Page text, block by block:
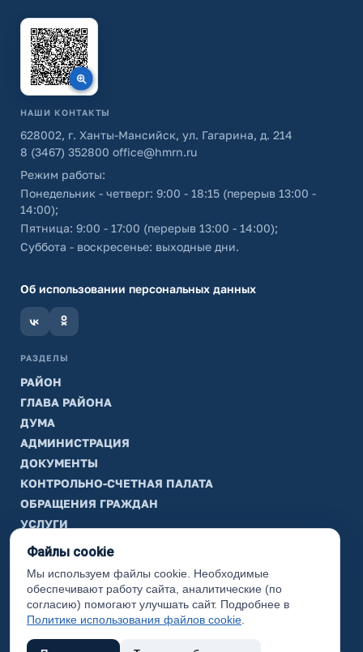
НАШИ КОНТАКТЫ
628002, г. Ханты-Мансийск, ул. Гагарина, д. 214
8 (3467) 352800 office@hmrn.ru
Режим работы:
Понедельник - четверг: 9:00 - 18:15 (перерыв 13:00 -
14:00);
Пятница: 9:00 - 17:00 (перерыв 13:00 - 14:00);
Суббота - воскресенье: выходные дни.
Об использовании персональных данных
РАЗДЕЛЫ
РАЙОН
ГЛАВА РАЙОНА
ДУМА
АДМИНИСТРАЦИЯ
ДОКУМЕНТЫ
КОНТРОЛЬНО-СЧЕТНАЯ ПАЛАТА
ОБРАЩЕНИЯ ГРАЖДАН
УСЛУГИ
ТИК
ИНФОРМАЦИЯ
Законодательная карта
Карта сайта
Файлы cookie
Мы используем файлы cookie. Необходимые
обеспечивают работу сайта, аналитические (по
согласию) помогают улучшать сайт. Подробнее в
Политике использования файлов cookie